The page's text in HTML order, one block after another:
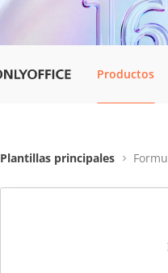
Productos
Plantillas principales